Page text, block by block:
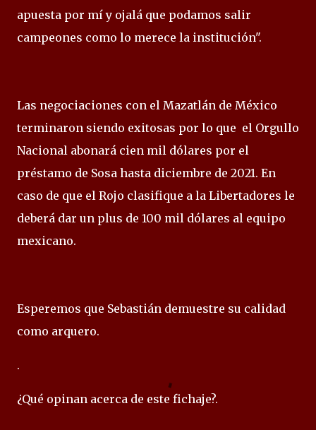
apuesta por mí y ojalá que podamos salir
campeones como lo merece la institución".
Las negociaciones con el Mazatlán de México
terminaron siendo exitosas por lo que el Orgullo
Nacional abonará cien mil dólares por el
préstamo de Sosa hasta diciembre de 2021. En
caso de que el Rojo clasifique a la Libertadores le
deberá dar un plus de 100 mil dólares al equipo
mexicano.
Esperemos que Sebastián demuestre su calidad
como arquero.
.
¿Qué opinan acerca de este fichaje?.